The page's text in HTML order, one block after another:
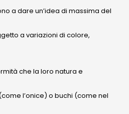
a dare un’idea di massima del
a variazioni di colore,
che la loro natura e
l’onice) o buchi (come nel